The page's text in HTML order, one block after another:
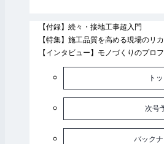
・お悩み解決！ エネ管Q&A
・電験二種 電気数学夜話
・電験二種 一次試験突破！ 基礎力
・電験一・二種 二次試験 対策講座
【付録】続々・接地工事超入門
【特集】施工品質を高める現場のリ
【インタビュー】モノづくりのプロ
【一般記事】
・＼ペン太くんと学ぶ／ハリタ先輩
・拡大する洋上風力発電！ 欧州・
・建設業のための気象の基礎講座
・関電工 人材育成センターで2026
ト
次号
バック